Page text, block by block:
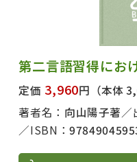
第二言語習得にお
定価 3,960円 （本体
著者名： 向山陽子著
ISBN：